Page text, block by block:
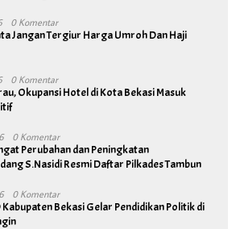
0 Komentar
Jangan Tergiur Harga Umroh Dan Haji
0 Komentar
Okupansi Hotel di Kota Bekasi Masuk
0 Komentar
Perubahan dan Peningkatan
S.Nasidi Resmi Daftar Pilkades Tambun
0 Komentar
Kabupaten Bekasi Gelar Pendidikan Politik di